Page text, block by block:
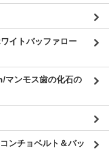
イトバッファロー
マンモス歯の化石の
ンチョベルト＆バッ